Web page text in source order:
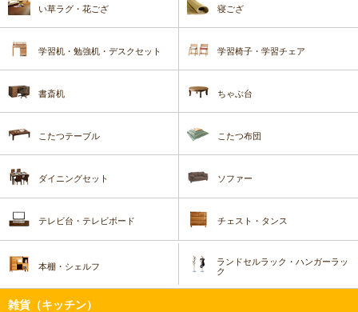
い草ラグ・花ござ 寝ござ
学習机・勉強机・デスクセット 学習椅子・学習チェア
書斎机 ちゃぶ台
こたつテーブル こたつ布団
ダイニングセット ソファー
テレビ台・テレビボード チェスト・タンス
本棚・シェルフ
ランドセルラック・ハンガーラッ
ク
雑貨（キッチン）